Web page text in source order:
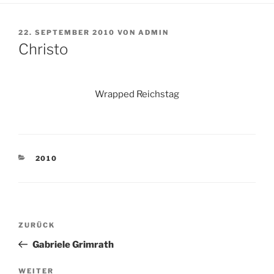
VERÖFFENTLICHT
AM
22. SEPTEMBER 2010 VON ADMIN
Christo
Wrapped Reichstag
KATEGORIEN
2010
Beitragsnavigation
Vorheriger
Beitrag
ZURÜCK
Gabriele Grimrath
WEITER